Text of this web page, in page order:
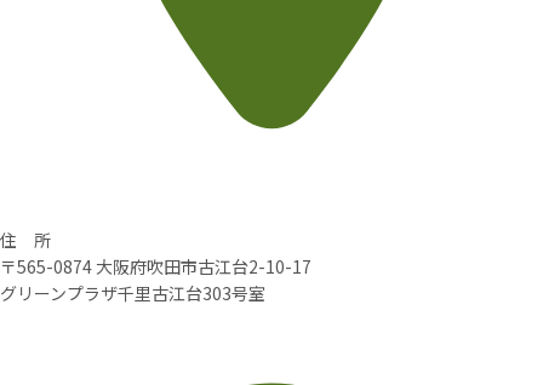
住 所
〒565-0874 大阪府吹田市古江台2-10-17
グリーンプラザ千里古江台303号室